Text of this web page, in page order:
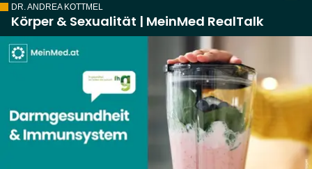
DR. ANDREA KOTTMEL
Körper & Sexualität | MeinMed RealTalk